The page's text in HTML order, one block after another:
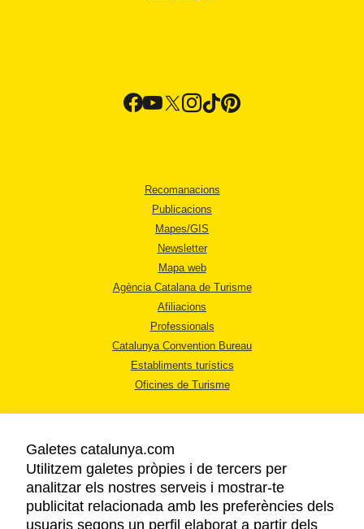
Recomanacions
Publicacions
Mapes/GIS
Newsletter
Mapa web
Agència Catalana de Turisme
Afiliacions
Professionals
Catalunya Convention Bureau
Establiments turístics
Oficines de Turisme
AVÍS LEGAL
POLÍTICA DE PRIVACITAT
Galetes catalunya.com
Utilitzem galetes pròpies i de tercers per
analitzar els nostres serveis i mostrar-te
publicitat relacionada amb les preferències dels
usuaris segons un perfil elaborat a partir dels